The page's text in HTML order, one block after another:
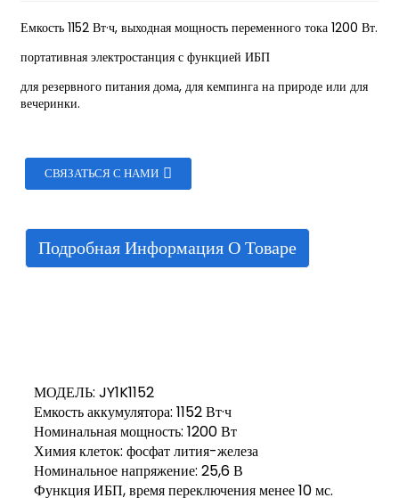
Емкость 1152 Вт·ч, выходная мощность переменного тока 1200 Вт.
портативная электростанция с функцией ИБП
для резервного питания дома, для кемпинга на природе или для
вечеринки.
СВЯЗАТЬСЯ С НАМИ
Подробная Информация О Товаре
МОДЕЛЬ: JY1K1152
Емкость аккумулятора: 1152 Вт·ч
Номинальная мощность: 1200 Вт
Химия клеток: фосфат лития-железа
Номинальное напряжение: 25,6 В
Функция ИБП, время переключения менее 10 мс.